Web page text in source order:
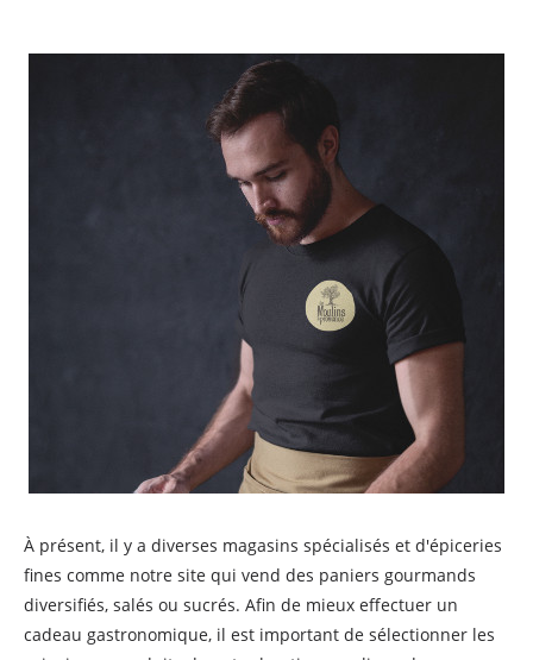
À présent, il y a diverses magasins spécialisés et d'épiceries
fines comme notre site qui vend des paniers gourmands
diversifiés, salés ou sucrés. Afin de mieux effectuer un
cadeau gastronomique, il est important de sélectionner les